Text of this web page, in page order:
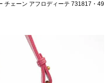
チェーン アフロディーテ 731817・49